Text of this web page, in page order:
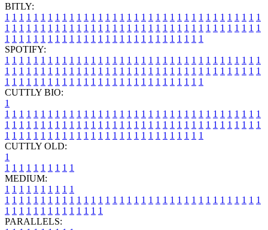
BITLY:
1 1 1 1 1 1 1 1 1 1 1 1 1 1 1 1 1 1 1 1 1 1 1 1 1 1 1 1 1 1 1 1 1 1 1 1
1 1 1 1 1 1 1 1 1 1 1 1 1 1 1 1 1 1 1 1 1 1 1 1 1 1 1 1 1 1 1 1 1 1 1 1
1 1 1 1 1 1 1 1 1 1 1 1 1 1 1 1 1 1 1 1 1 1 1 1 1 1 1 1
SPOTIFY:
1 1 1 1 1 1 1 1 1 1 1 1 1 1 1 1 1 1 1 1 1 1 1 1 1 1 1 1 1 1 1 1 1 1 1 1
1 1 1 1 1 1 1 1 1 1 1 1 1 1 1 1 1 1 1 1 1 1 1 1 1 1 1 1 1 1 1 1 1 1 1 1
1 1 1 1 1 1 1 1 1 1 1 1 1 1 1 1 1 1 1 1 1 1 1 1 1 1 1 1
CUTTLY BIO:
1
1 1 1 1 1 1 1 1 1 1 1 1 1 1 1 1 1 1 1 1 1 1 1 1 1 1 1 1 1 1 1 1 1 1 1 1
1 1 1 1 1 1 1 1 1 1 1 1 1 1 1 1 1 1 1 1 1 1 1 1 1 1 1 1 1 1 1 1 1 1 1 1
1 1 1 1 1 1 1 1 1 1 1 1 1 1 1 1 1 1 1 1 1 1 1 1 1 1 1 1
CUTTLY OLD:
1
1 1 1 1 1 1 1 1 1 1
MEDIUM:
1 1 1 1 1 1 1 1 1 1
1 1 1 1 1 1 1 1 1 1 1 1 1 1 1 1 1 1 1 1 1 1 1 1 1 1 1 1 1 1 1 1 1 1 1 1
1 1 1 1 1 1 1 1 1 1 1 1 1 1
PARALLELS: